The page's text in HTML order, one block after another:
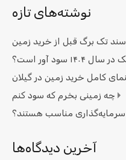
نوشته‌های تازه
تک برگ قبل از خرید زمین
سود آور است؟
کامل خرید زمین در گیلان
چه زمینی بخرم که سود کنم
مناسب هستند؟
آخرین دیدگاه‌ها